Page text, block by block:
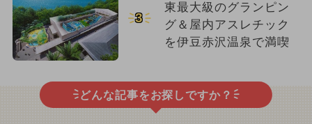
3
東最大級のグランピン
グ＆屋内アスレチック
を伊豆赤沢温泉で満喫
どんな記事をお探しですか？